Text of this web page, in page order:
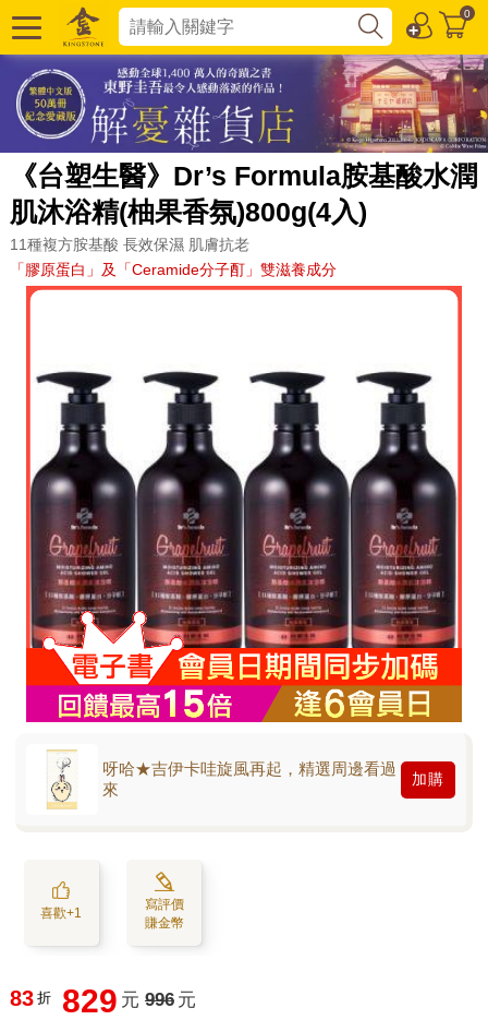
0
《台塑生醫》Dr’s Formula胺基酸水潤
肌沐浴精(柚果香氛)800g(4入)
11種複方胺基酸 長效保濕 肌膚抗老
「膠原蛋白」及「Ceramide分子酊」雙滋養成分
呀哈★吉伊卡哇旋風再起，精選周邊看過
來
加購
喜歡+1
寫評價
賺金幣
83 折 829 元 996 元